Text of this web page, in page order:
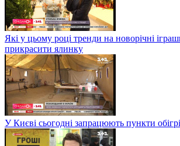
Які у цьому році тренди на новорічні
прикрасити ялинку
У Києві сьогодні запрацюють пункти